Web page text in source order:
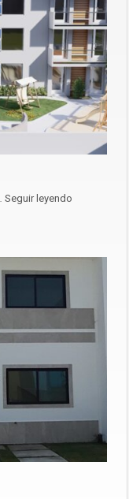
Seguir leyendo